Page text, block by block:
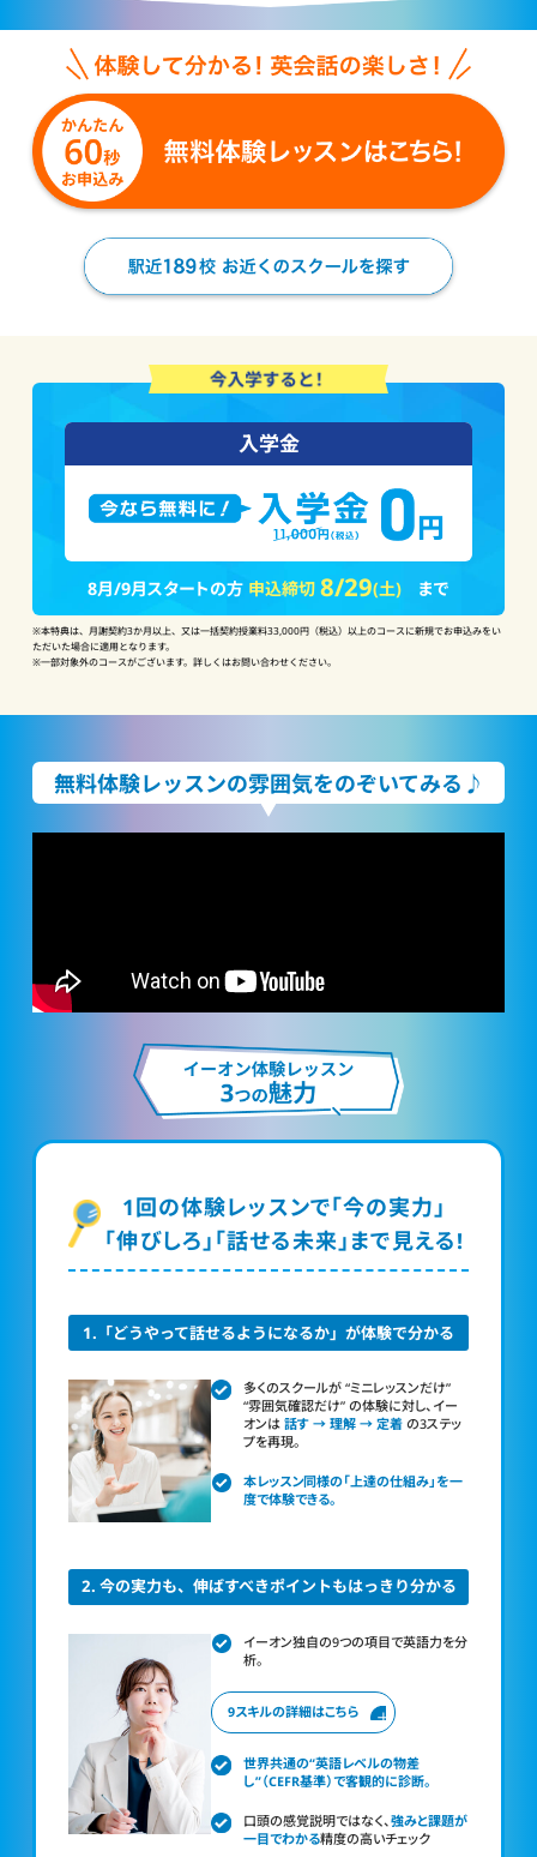
入学金
8月/9月スタートの方 申込締切 8/29(土) まで
※本特典は、月謝契約3か月以上、又は一括契約授業料33,000円（税込）以上のコースに新規でお申込みをい
ただいた場合に適用となります。
※一部対象外のコースがございます。詳しくはお問い合わせください。
無料体験レッスンの雰囲気をのぞいてみる♪
1回の体験レッスンで「今の実力」
「伸びしろ」「話せる未来」まで見える!
1.「どうやって話せるようになるか」が体験で分かる
多くのスクールが “ミニレッスンだけ”
“雰囲気確認だけ”の体験に対し、イー
オンは話す → 理解 → 定着 の3ステッ
プを再現。
本レッスン同様の「上達の仕組み」を一
度で体験できる。
2. 今の実力も、伸ばすべきポイントもはっきり分かる
イーオン独自の9つの項目で英語力を分
析。
9スキルの詳細はこちら
世界共通の“英語レベルの物差
し”（CEFR基準）で客観的に診断。
口頭の感覚説明ではなく、強みと課題が
一目でわかる精度の高いチェック